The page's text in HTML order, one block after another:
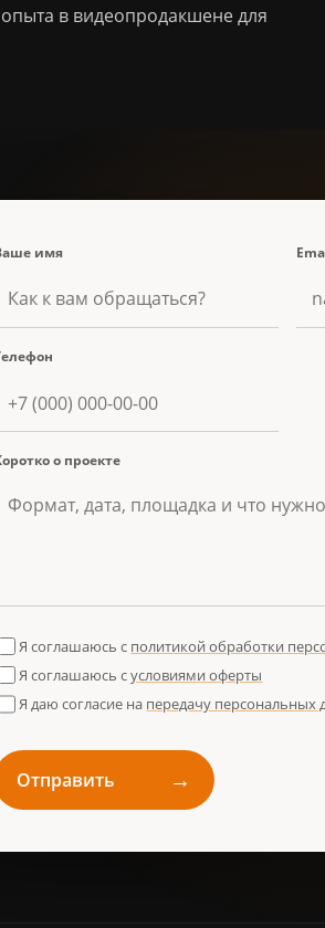
в видеопродакшене для
имя
о проекте
Я соглашаюсь с политикой обработки
Я соглашаюсь сусловиями оферты
Я даю согласие на передачу персональных
Отправить →